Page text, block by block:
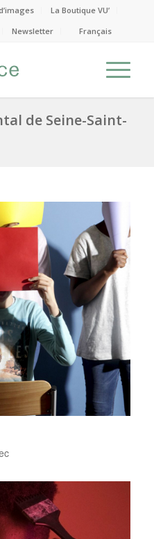
La Boutique VU’
Newsletter Français
de Seine-Saint-